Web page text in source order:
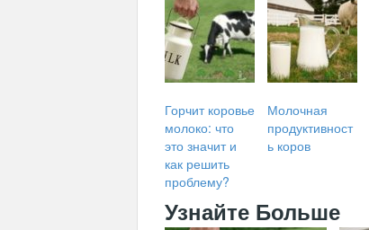
Горчит коровье
молоко: что
это значит и
как решить
проблему?
Молочная
продуктивност
ь коров
Узнайте Больше